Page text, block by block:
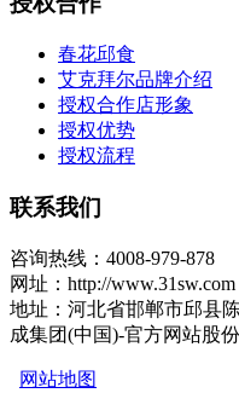
春花邱食
艾克拜尔品牌介绍
授权合作店形象
授权优势
授权流程
联系我们
咨询热线：4008-979-878
网址：http://www.31sw.com
地址：河北省邯郸市邱县
成集团(中国)-官方网站股份
网站地图